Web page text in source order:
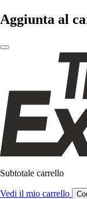
Aggiunta al
Subtotale carrello
Vedi il mio carrello